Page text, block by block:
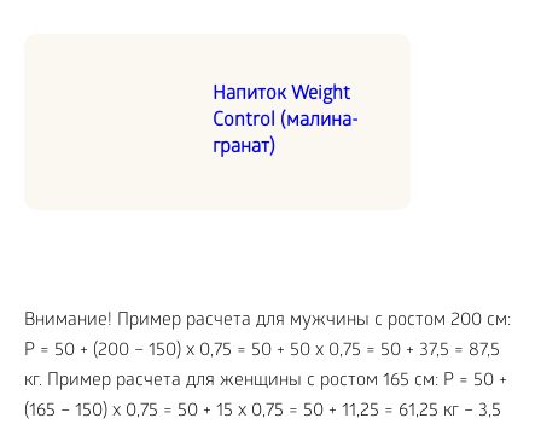
Напиток Weight
Control (малина-
гранат)
Внимание! Пример расчета для мужчины с ростом 200 см:
P = 50 + (200 – 150) x 0,75 = 50 + 50 x 0,75 = 50 + 37,5 = 87,5
кг. Пример расчета для женщины с ростом 165 см: P = 50 +
(165 – 150) x 0,75 = 50 + 15 x 0,75 = 50 + 11,25 = 61,25 кг – 3,5